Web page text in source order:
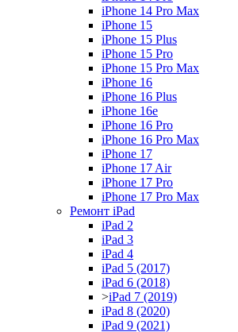
iPhone 14 Pro Max
iPhone 15
iPhone 15 Plus
iPhone 15 Pro
iPhone 15 Pro Max
iPhone 16
iPhone 16 Plus
iPhone 16e
iPhone 16 Pro
iPhone 16 Pro Max
iPhone 17
iPhone 17 Air
iPhone 17 Pro
iPhone 17 Pro Max
Ремонт iPad
iPad 2
iPad 3
iPad 4
iPad 5 (2017)
iPad 6 (2018)
>iPad 7 (2019)
iPad 8 (2020)
iPad 9 (2021)